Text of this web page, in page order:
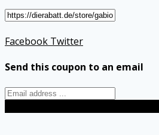
Facebook Twitter
Send this coupon to an email